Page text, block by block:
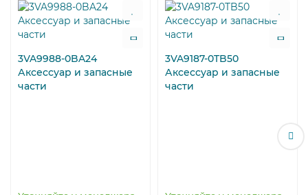
3VA9988-0BA24
Аксессуар и запасные
части
3VA9187-0TB50
Аксессуар и запасные
части